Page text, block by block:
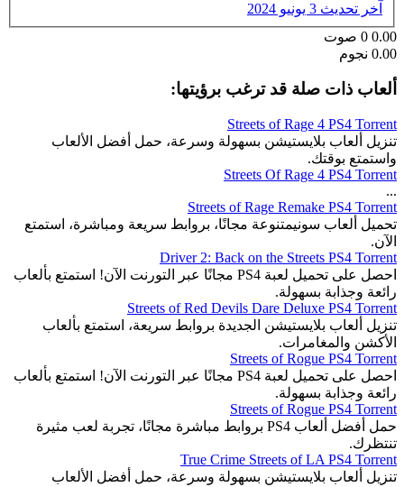
آخر تحديث 3 يونيو 2024
0.00
0 صوت
0.00 نجوم
ألعاب ذات صلة قد ترغب برؤيتها:
Streets of Rage 4 PS4 Torrent
تنزيل ألعاب بلايستيشن بسهولة وسرعة، حمل أفضل الألعاب
واستمتع بوقتك.
Streets Of Rage 4 PS4 Torrent
...
Streets of Rage Remake PS4 Torrent
تحميل ألعاب سونيمتنوعة مجانًا، بروابط سريعة ومباشرة، استمتع
الآن.
Driver 2: Back on the Streets PS4 Torrent
احصل على تحميل لعبة PS4 مجانًا عبر التورنت الآن! استمتع بألعاب
رائعة وجذابة بسهولة.
Streets of Red Devils Dare Deluxe PS4 Torrent
تنزيل ألعاب بلايستيشن الجديدة بروابط سريعة، استمتع بألعاب
الأكشن والمغامرات.
Streets of Rogue PS4 Torrent
احصل على تحميل لعبة PS4 مجانًا عبر التورنت الآن! استمتع بألعاب
رائعة وجذابة بسهولة.
Streets of Rogue PS4 Torrent
حمل أفضل ألعاب PS4 بروابط مباشرة مجانًا، تجربة لعب مثيرة
تنتظرك.
True Crime Streets of LA PS4 Torrent
تنزيل ألعاب بلايستيشن بسهولة وسرعة، حمل أفضل الألعاب